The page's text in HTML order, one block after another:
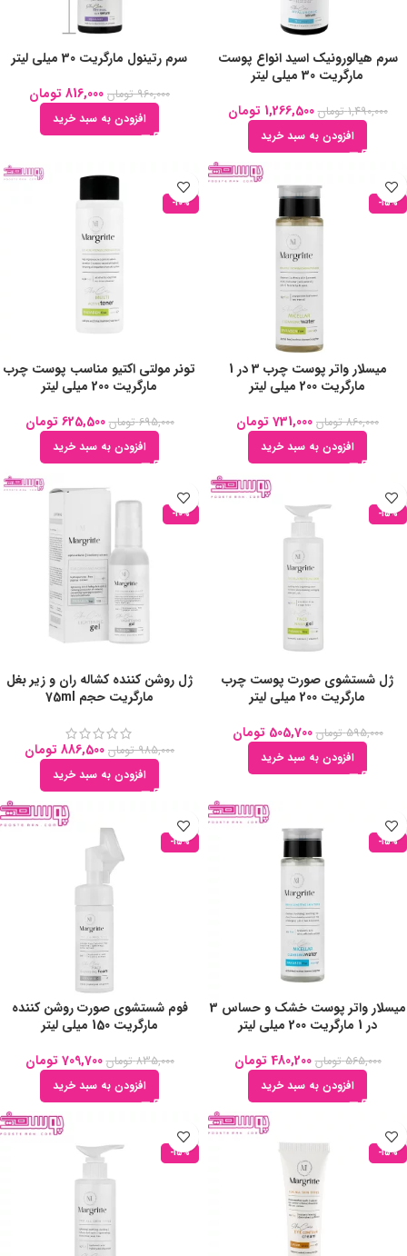
سرم هیالورونیک اسید انواع پوست
مارگریت 30 میلی لیتر
1,490,000 تومان 1,266,500 تومان
افزودن به سبد خرید
سرم رتینول مارگریت 30 میلی لیتر
960,000 تومان 816,000 تومان
افزودن به سبد خرید
-15%
میسلار واتر پوست چرب 3 در 1
مارگریت 200 میلی لیتر
860,000 تومان 731,000 تومان
افزودن به سبد خرید
-10%
تونر مولتی اکتیو مناسب پوست چرب
مارگریت 200 میلی لیتر
695,000 تومان 625,500 تومان
افزودن به سبد خرید
-15%
ژل شستشوی صورت پوست چرب
مارگریت 200 میلی لیتر
595,000 تومان 505,700 تومان
افزودن به سبد خرید
-10%
ژل روشن کننده کشاله ران و زیر بغل
مارگریت حجم 75ml
985,000 تومان 886,500 تومان
افزودن به سبد خرید
-15%
میسلار واتر پوست خشک و حساس 3
در 1 مارگریت 200 میلی لیتر
565,000 تومان 480,200 تومان
افزودن به سبد خرید
-15%
فوم شستشوی صورت روشن کننده
مارگریت 150 میلی لیتر
835,000 تومان 709,700 تومان
افزودن به سبد خرید
-15%
-15%